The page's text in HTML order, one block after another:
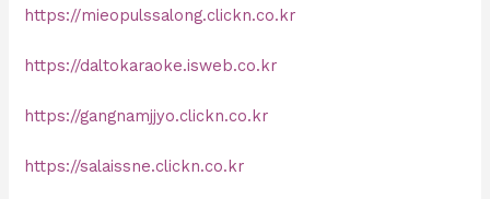
https://mieopulssalong.clickn.co.kr
https://daltokaraoke.isweb.co.kr
https://gangnamjjyo.clickn.co.kr
https://salaissne.clickn.co.kr